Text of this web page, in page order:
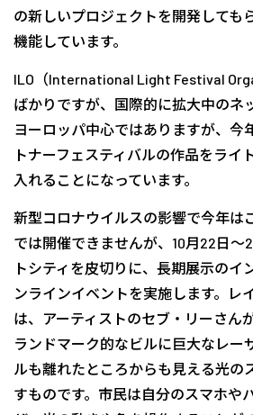
の新しいプロジェクトを開発しても
機能しています。
ILO（International Light Festival
ばかりですが、国際的に拡大中のネ
ヨーロッパ中心ではありますが、今
トナーフェスティバルの作品をライ
入れることになっています。
新型コロナウイルスの影響で今年は
では開催できませんが、10月22日〜
トシティを皮切りに、長期展示のイ
ンラインイベントを実施します。レ
は、アーティストのセブ・リーさん
ランドマーク的なビルに巨大なレー
ルも離れたところからも見える光の
すものです。市民は自分のスマホや